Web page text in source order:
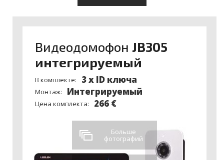
Видеодомофон JB305
интегрируемый
В комплекте: 3 x ID ключа
Монтаж: Интегрируемый
Цена комплекта: 266 €
Больше
фотографий